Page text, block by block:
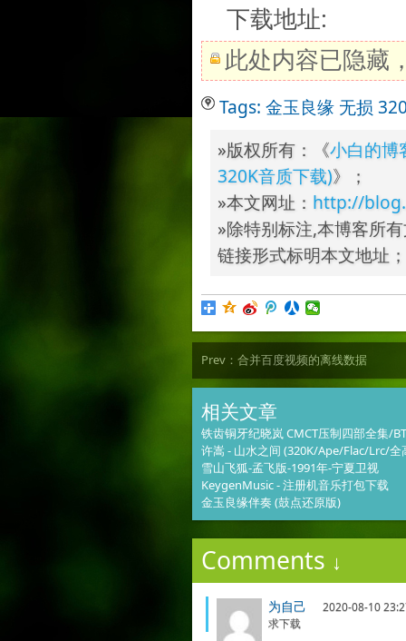
下载地址:
此处内容已隐藏
Tags: 金玉良缘 无损
»版权所有：《小白的博
320K音质下载)》；
»本文网址： http://
»除特别标注,本博客所
链接形式标明本文地址；
Prev： 合并百度视频的离线数据
相关文章
铁齿铜牙纪晓岚 CMCT压制四部全集/
许嵩 - 山水之间 (320K/Ape/Flac/Lrc/全
雪山飞狐-孟飞版-1991年-宁夏卫视
KeygenMusic - 注册机音乐打包下载
金玉良缘伴奏 (鼓点还原版)
Comments ↓
为自己
2020-08-10
求下载